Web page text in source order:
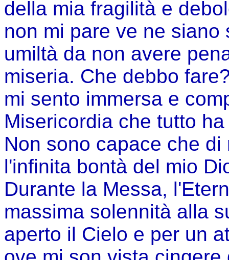
della mia fragilità e
non mi pare ve ne
umiltà da non avere
miseria. Che debbo
mi sento immersa e
Misericordia che tutto
Non sono capace che
l'infinita bontà del mio
Durante la Messa,
massima solennità alla
aperto il Cielo e per un